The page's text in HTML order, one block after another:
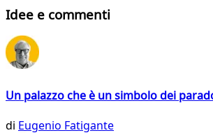
Idee e commenti
Un palazzo che è un simbolo dei
di Eugenio Fatigante